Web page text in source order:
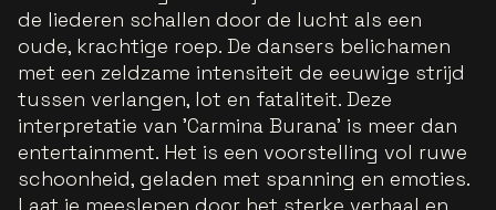
de liederen schallen door de lucht als een
oude, krachtige roep. De dansers belichamen
met een zeldzame intensiteit de eeuwige strijd
tussen verlangen, lot en fataliteit. Deze
interpretatie van 'Carmina Burana' is meer dan
entertainment. Het is een voorstelling vol ruwe
schoonheid, geladen met spanning en emoties.